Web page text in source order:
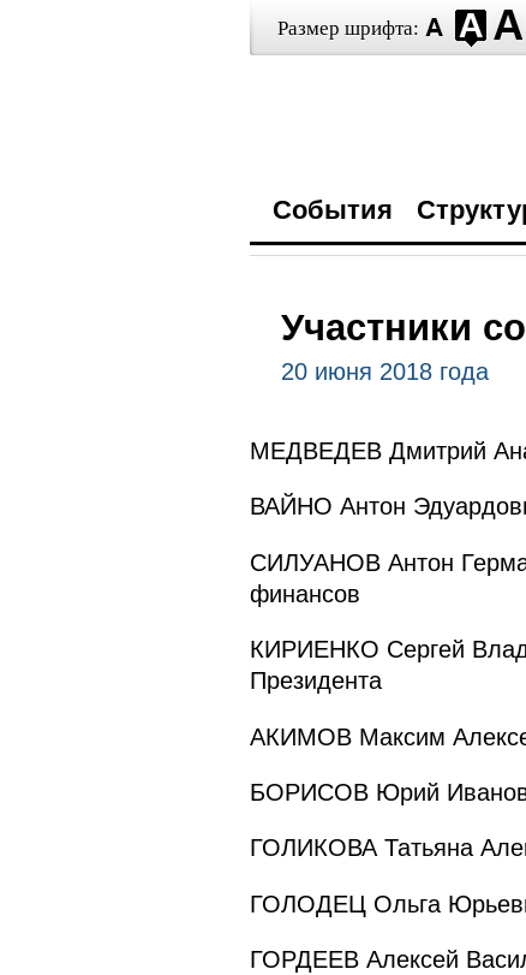
Размер шрифта:
События
Участники
20 июня 2018 года
МЕДВЕДЕВ Дмитрий
ВАЙНО Антон
СИЛУАНОВ Антон
финансов
КИРИЕНКО Сергей
Президента
АКИМОВ Максим
БОРИСОВ Юрий
ГОЛИКОВА Татьяна
ГОЛОДЕЦ Ольга
ГОРДЕЕВ Алексей